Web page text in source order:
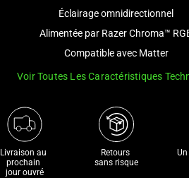
Éclairage omnidirectionnel
Alimentée par Razer Chroma™
Compatible avec Matter
Voir Toutes Les Caractéristiques
Livraison au
prochain
jour ouvré
Retours
sans risque